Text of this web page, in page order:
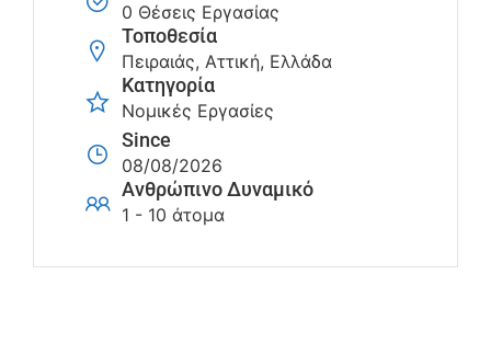
0 Θέσεις Εργασίας
Τοποθεσία
Πειραιάς, Αττική, Ελλάδα
Κατηγορία
Νομικές Εργασίες
Since
08/08/2026
Ανθρώπινο Δυναμικό
1 - 10 άτομα